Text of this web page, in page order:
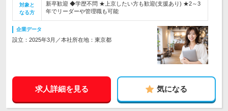
対象と
なる方
新卒歓迎 ◆学歴不問 ★上京したい方も歓迎(支援あり) ★2～3
年でリーダーや管理職も可能
企業データ
設立：2025年3月／本社所在地：東京都
求人詳細を見る 気になる